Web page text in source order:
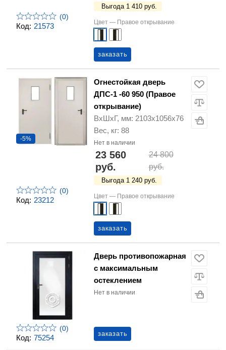
Код: 21573
(0)
Выгода 1 410 руб.
Цвет — Правое открывание
заказать
Код: 23212
-5%
(0)
Огнестойкая дверь
ДПС-1 -60 950 (Правое
открывание)
ВхШхГ, мм: 2103х1056х76
Вес, кг: 88
Нет в наличии
23 560
руб.
24 800
руб.
Выгода 1 240 руб.
Цвет — Правое открывание
заказать
Код: 75254
(0)
Дверь противопожарная
с максимальным
остеклением
Нет в наличии
заказать